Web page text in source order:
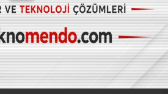
| 27.08.2023 - 12:33, Güncelleme:
- 12:07
Şelalesi keşfedilmeyi